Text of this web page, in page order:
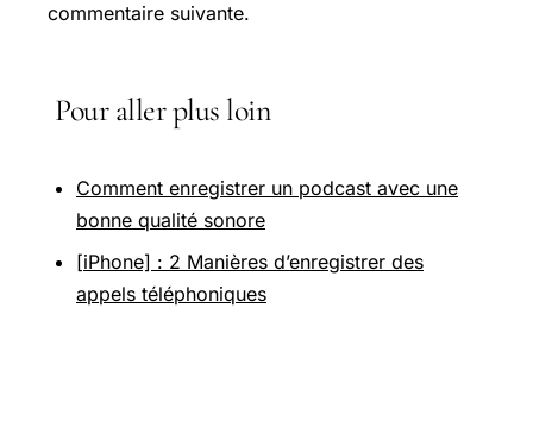
commentaire suivante.
Pour aller plus loin
Comment enregistrer un podcast avec une
bonne qualité sonore
[iPhone] : 2 Manières d’enregistrer des
appels téléphoniques